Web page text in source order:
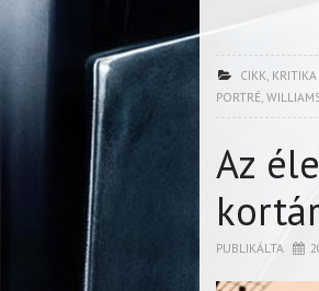
CIKK KRITIKA
PORTRÉ
Az
PUBLIKÁLTA